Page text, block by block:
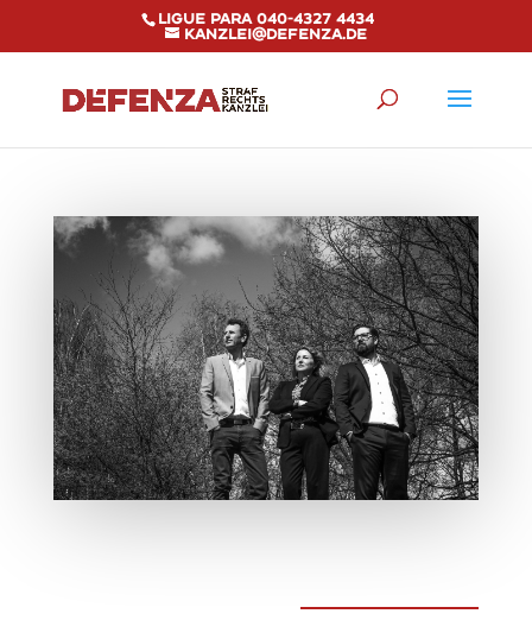
Ligue para 040-4327 4434
kanzlei@defenza.de